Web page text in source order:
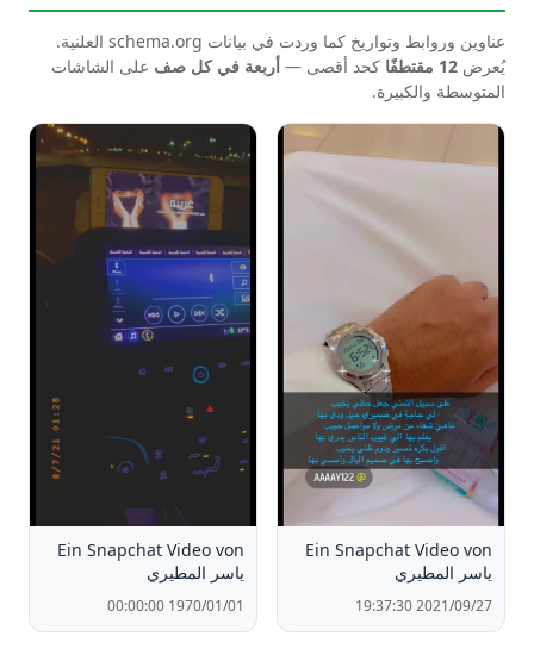
عناوين وروابط وتواريخ كما وردت في بيانات schema.org العلنية.
يُعرض 12 مقتطفًا كحد أقصى — أربعة في كل صف على الشاشات
المتوسطة والكبيرة.
Ein Snapchat Video von
ياسر المطيري
2021/09/27 19:37:30
Ein Snapchat Video von
ياسر المطيري
1970/01/01 00:00:00